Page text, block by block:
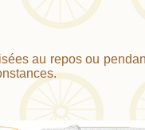
au repos ou